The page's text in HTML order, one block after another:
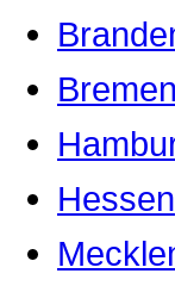
Bremen
Hessen